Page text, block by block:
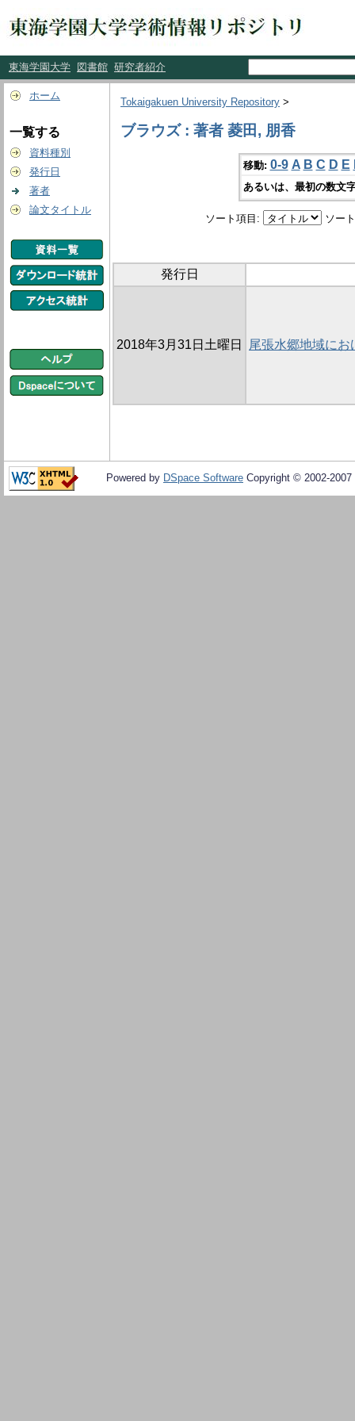
東海学園大学 図書館 研究者紹介
ホーム
一覧する
資料種別
発行日
著者
論文タイトル
Tokaigakuen University Repository >
ブラウズ : 著者 菱田, 朋香
移動: 0-9 A B C D E
あるいは、最初の数文
ソート項目: ソー
発行日
2018年3月31日土曜日 尾張水郷地域に
Powered by DSpace Software Copyright © 2002-2007